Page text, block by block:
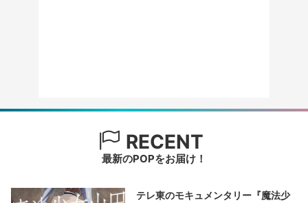
RECENT
最新のPOPをお届け！
テレ東のモキュメンタリー『魔法少